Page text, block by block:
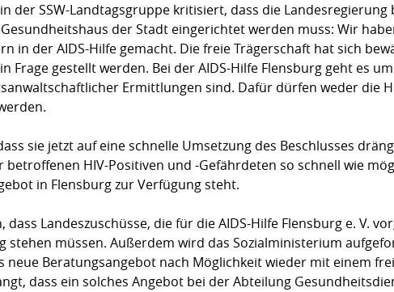
der SSW-Land­tags­gruppe kritisiert, dass die
der Stadt eingerichtet werden muss: Wir
in der AIDS-Hilfe gemacht. Die freie Trägerschaft hat sich
Frage gestellt wer­den. Bei der AIDS-Hilfe Flensburg geht es
Ermittlungen sind. Dafür dürfen weder die
sie jetzt auf eine schnelle Um­setzung des Beschlusses
betrof­fenen HIV-Positiven und -Gefährdeten so schnell wie
in Flensburg zur Verfügung steht.
Landeszuschüsse, die für die AIDS-Hilfe Flensburg e. V.
stehen müssen. Außerdem wird das Sozialministerium
neue Bera­tungs­angebot nach Möglichkeit wieder mit einem
dass ein solches Angebot bei der Abteilung